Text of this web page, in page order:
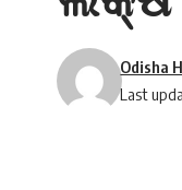
Last
Odisha